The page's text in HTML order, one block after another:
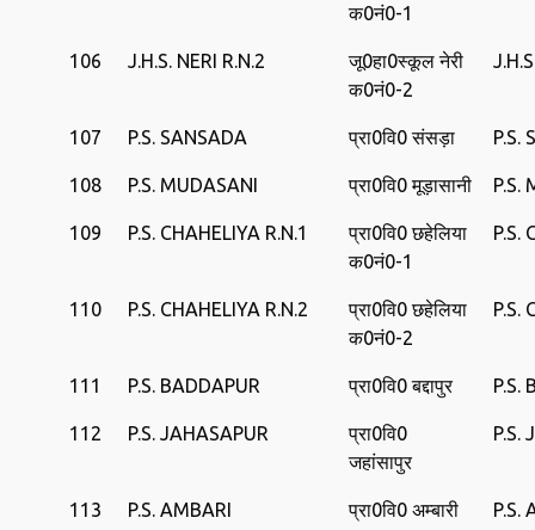
क0नं0-1
106 J.H.S. NERI R.N.2
जू0हा0स्कूल नेरी
क0नं0-2
107 P.S. SANSADA प्रा0वि0 संसड़ा P.S.
108 P.S. MUDASANI प्रा0वि0 मूड़ासानी P.S.
109 P.S. CHAHELIYA R.N.1
प्रा0वि0 छहेलिया
क0नं0-1
P.S.
110 P.S. CHAHELIYA R.N.2
प्रा0वि0 छहेलिया
क0नं0-2
P.S.
111 P.S. BADDAPUR प्रा0वि0 बद्दापुर P.S.
112 P.S. JAHASAPUR
प्रा0वि0
जहांसापुर
P.S.
113 P.S. AMBARI प्रा0वि0 अम्बारी P.S.